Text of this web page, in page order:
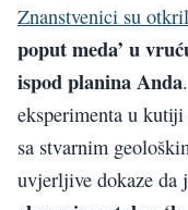
Znanstvenici su
poput meda’ u
ispod planina Anda
eksperimenta u
sa stvarnim
uvjerljive dokaze da